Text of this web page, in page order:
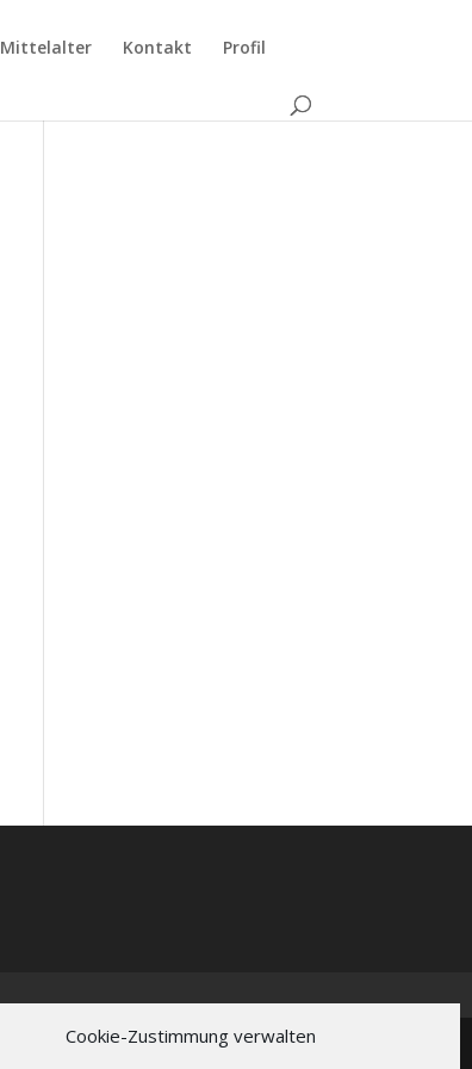
Cookie-Zustimmung verwalten
Mittelalter Kontakt Profil